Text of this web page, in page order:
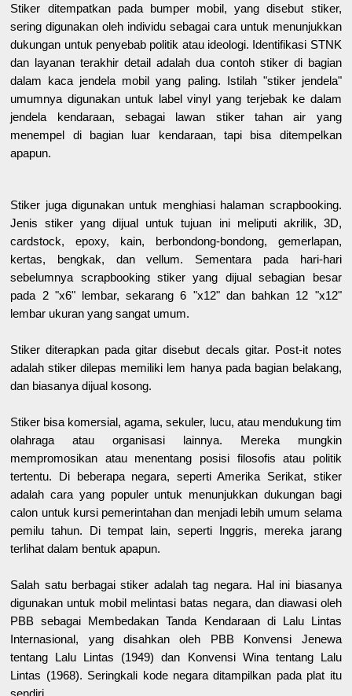
Stiker ditempatkan pada bumper mobil, yang disebut stiker,
sering digunakan oleh individu sebagai cara untuk menunjukkan
dukungan untuk penyebab politik atau ideologi. Identifikasi STNK
dan layanan terakhir detail adalah dua contoh stiker di bagian
dalam kaca jendela mobil yang paling. Istilah "stiker jendela"
umumnya digunakan untuk label vinyl yang terjebak ke dalam
jendela kendaraan, sebagai lawan stiker tahan air yang
menempel di bagian luar kendaraan, tapi bisa ditempelkan
apapun.
Stiker juga digunakan untuk menghiasi halaman scrapbooking.
Jenis stiker yang dijual untuk tujuan ini meliputi akrilik, 3D,
cardstock, epoxy, kain, berbondong-bondong, gemerlapan,
kertas, bengkak, dan vellum. Sementara pada hari-hari
sebelumnya scrapbooking stiker yang dijual sebagian besar
pada 2 "x6" lembar, sekarang 6 "x12" dan bahkan 12 "x12"
lembar ukuran yang sangat umum.
Stiker diterapkan pada gitar disebut decals gitar. Post-it notes
adalah stiker dilepas memiliki lem hanya pada bagian belakang,
dan biasanya dijual kosong.
Stiker bisa komersial, agama, sekuler, lucu, atau mendukung tim
olahraga atau organisasi lainnya. Mereka mungkin
mempromosikan atau menentang posisi filosofis atau politik
tertentu. Di beberapa negara, seperti Amerika Serikat, stiker
adalah cara yang populer untuk menunjukkan dukungan bagi
calon untuk kursi pemerintahan dan menjadi lebih umum selama
pemilu tahun. Di tempat lain, seperti Inggris, mereka jarang
terlihat dalam bentuk apapun.
Salah satu berbagai stiker adalah tag negara. Hal ini biasanya
digunakan untuk mobil melintasi batas negara, dan diawasi oleh
PBB sebagai Membedakan Tanda Kendaraan di Lalu Lintas
Internasional, yang disahkan oleh PBB Konvensi Jenewa
tentang Lalu Lintas (1949) dan Konvensi Wina tentang Lalu
Lintas (1968). Seringkali kode negara ditampilkan pada plat itu
sendiri.